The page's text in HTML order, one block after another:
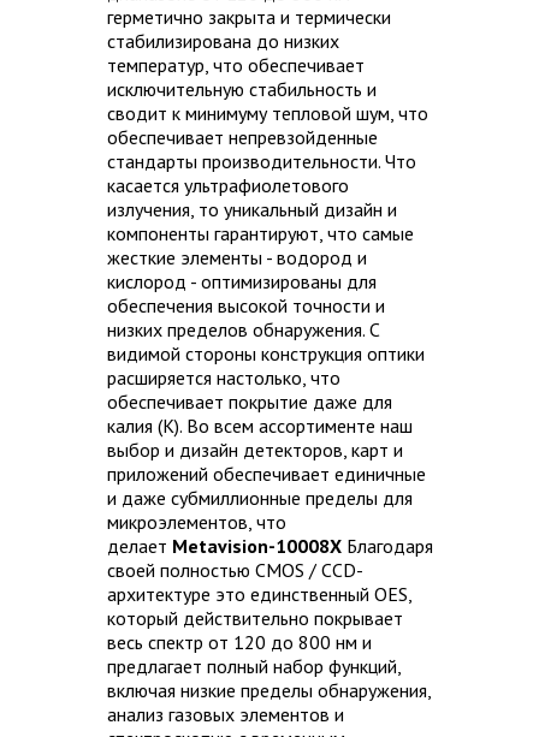
герметично закрыта и термически
стабилизирована до низких
температур, что обеспечивает
исключительную стабильность и
сводит к минимуму тепловой шум, что
обеспечивает непревзойденные
стандарты производительности. Что
касается ультрафиолетового
излучения, то уникальный дизайн и
компоненты гарантируют, что самые
жесткие элементы - водород и
кислород - оптимизированы для
обеспечения высокой точности и
низких пределов обнаружения. С
видимой стороны конструкция оптики
расширяется настолько, что
обеспечивает покрытие даже для
калия (K). Во всем ассортименте наш
выбор и дизайн детекторов, карт и
приложений обеспечивает единичные
и даже субмиллионные пределы для
микроэлементов, что
делает Metavision-10008X Благодаря
своей полностью CMOS / CCD-
архитектуре это единственный OES,
который действительно покрывает
весь спектр от 120 до 800 нм и
предлагает полный набор функций,
включая низкие пределы обнаружения,
анализ газовых элементов и